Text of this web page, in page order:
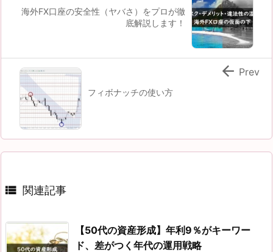
海外FX口座の安全性（ヤバさ）をプロが徹
底解説します！
フィボナッチの使い方
 Prev
 関連記事
【50代の資産形成】年利9％がキーワー
ド、差がつく年代の運用戦略